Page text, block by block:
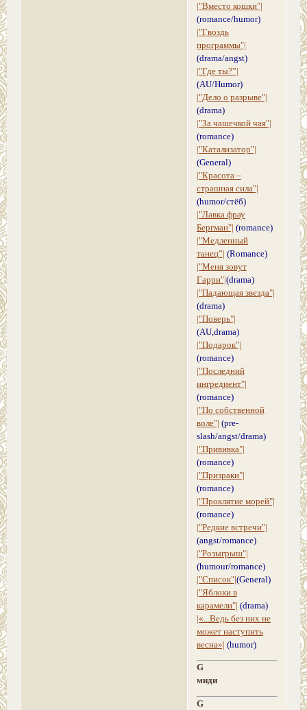
|"Вместо кошки"|
(romance/humor)
|"Гвоздь
программы"|
(drama/angst)
|"Где ты?”|
(AU/Humor)
|"Дело о разрыве"|
(drama)
|"За чашечкой чая"|
(romance)
|"Катализатор"|
(General)
|"Красота –
страшная сила"|
(humor/стёб)
|"Лавка фрау
Бергман"| (romance)
|"Медленный
танец”| (Romance)
|"Меня зовут
Гарри"|(drama)
|"Падающая звезда"|
(drama)
|"Поверь"|
(AU,drama)
|"Подарок"|
(romance)
|"Последний
ингредиент"|
(romance)
|"По собственной
воле"| (pre-
slash/angst/drama)
|"Прививка"|
(romance)
|"Призраки"|
(romance)
|"Проклятие морей"|
(romance)
|"Редкие встречи"|
(angst/romance)
|"Розыгрыш"|
(humour/romance)
|"Список"|(General)
|"Яблоки в
карамели"| (drama)
|«...Ведь без них не
может наступить
весна»| (humor)
G
миди
G